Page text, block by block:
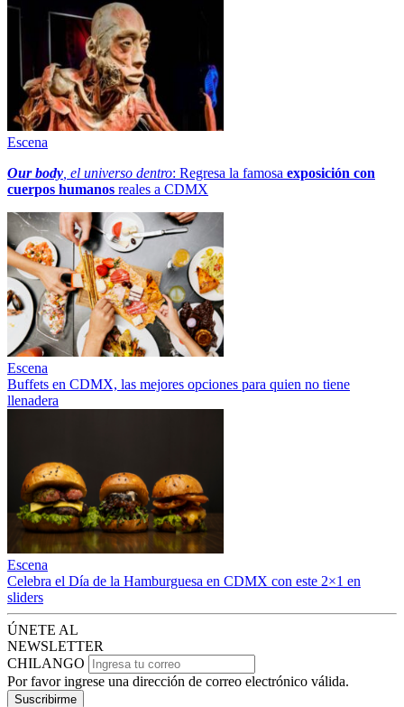
Escena
Our body , el universo dentro: Regresa la famosa exposición con
cuerpos humanos reales a CDMX
Escena
Buffets en CDMX, las mejores opciones para quien no tiene
llenadera
Escena
Celebra el Día de la Hamburguesa en CDMX con este 2×1 en
sliders
ÚNETE AL
NEWSLETTER
CHILANGO
Por favor ingrese una dirección de correo electrónico válida.
Suscribirme